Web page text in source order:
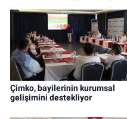
Çimko, bayilerinin kurumsal
gelişimini destekliyor